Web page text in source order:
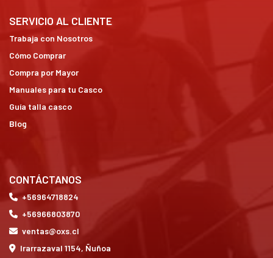
SERVICIO AL CLIENTE
Trabaja con Nosotros
Cómo Comprar
Compra por Mayor
Manuales para tu Casco
Guía talla casco
Blog
CONTÁCTANOS
+56964718824
+56966803870
ventas@oxs.cl
Irarrazaval 1154, Ñuñoa